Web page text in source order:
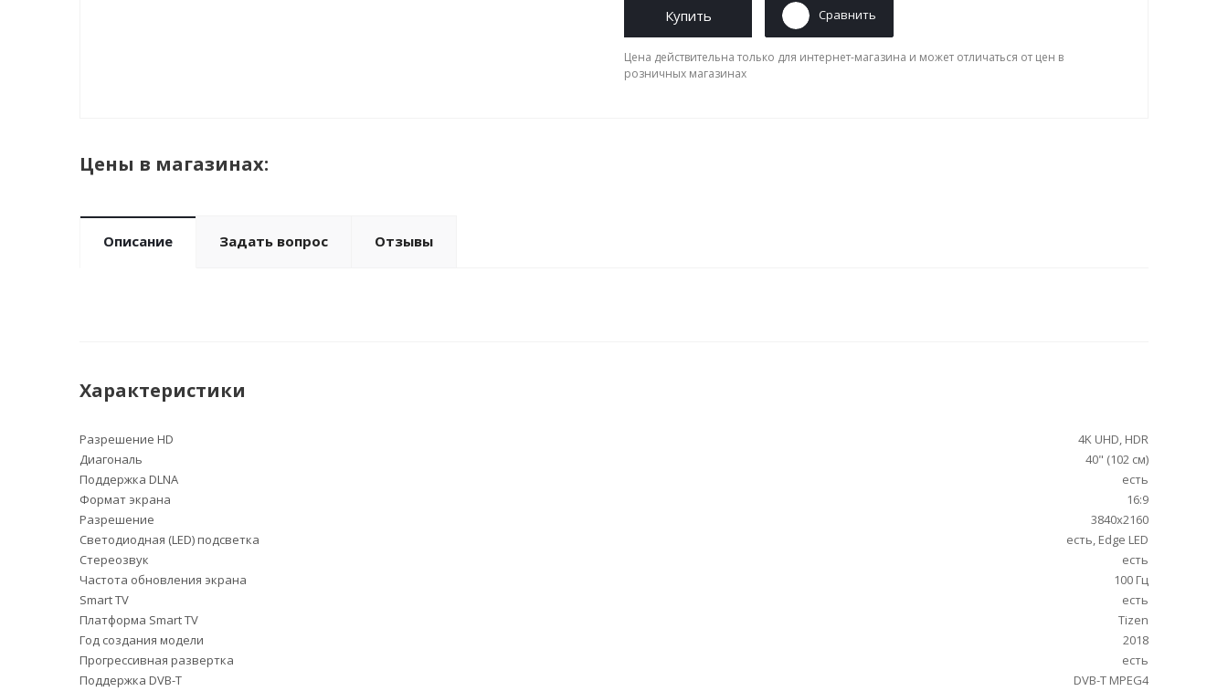
Купить Сравнить
Цена действительна только для интернет-магазина и может отличаться от цен в
розничных магазинах
Цены в магазинах:
Описание Задать вопрос Отзывы
Характеристики
Разрешение HD
4K UHD, HDR
Диагональ
40" (102 см)
Поддержка DLNA
есть
Формат экрана
16:9
Разрешение
3840x2160
Светодиодная (LED) подсветка
есть, Edge LED
Стереозвук
есть
Частота обновления экрана
100 Гц
Smart TV
есть
Платформа Smart TV
Tizen
Год создания модели
2018
Прогрессивная развертка
есть
Поддержка DVB-T
DVB-T MPEG4